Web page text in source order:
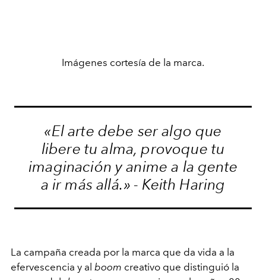
Imágenes cortesía de la marca.
«El arte debe ser algo que
libere tu alma, provoque tu
imaginación y anime a la gente
a ir más allá.» - Keith Haring
La campaña creada por la marca que da vida a la
efervescencia y al boom creativo que distinguió la